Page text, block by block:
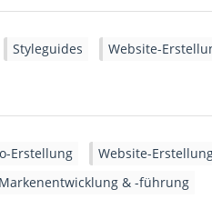
Styleguides
Website-
Erstellung
Website-
Markenentwicklung & -führung